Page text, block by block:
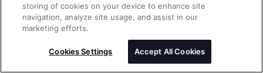
storing of cookies on your device to enhance site
navigation, analyze site usage, and assist in our
marketing efforts.
Cookies Settings Accept All Cookies